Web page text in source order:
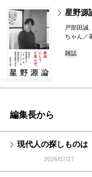
星野源
戸部田誠
ちゃん／
雑誌
編集長から
現代人の探しものは
2026/07/27